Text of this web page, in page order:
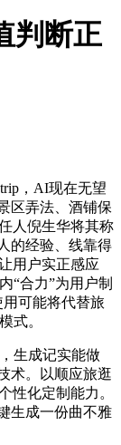
判断正
，AI现在无望
区弄法、酒铺保
人倪生华将其称
的经验、线靠得
用户实正感应
“合力”为用户制
可能将代替旅
式。
生成记实能做
术。以顺应旅逛
性化定制能力。
生成一份曲不雅